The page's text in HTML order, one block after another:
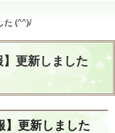
た (^^)/
更新しました
】更新しました
た (^^)/